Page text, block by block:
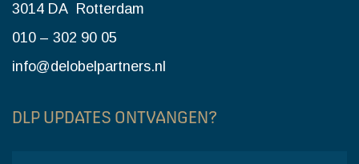
3014 DA Rotterdam
010 – 302 90 05
info@delobelpartners.nl
DLP UPDATES ONTVANGEN?